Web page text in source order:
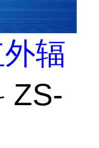
辐
ZS-